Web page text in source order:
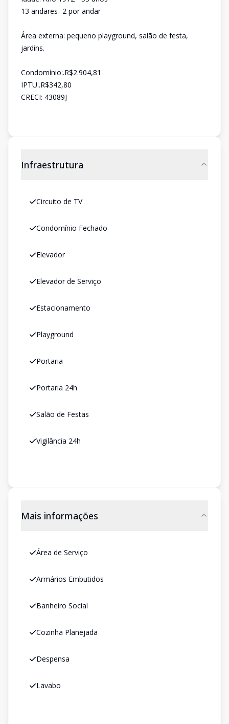
13 andares- 2 por andar
Área externa: pequeno playground, salão de festa,
jardins.
Condomínio:.R$2.904,81
IPTU:.R$342,80
CRECI: 43089J
Infraestrutura
Circuito de TV
Condomínio Fechado
Elevador
Elevador de Serviço
Estacionamento
Playground
Portaria
Portaria 24h
Salão de Festas
Vigilância 24h
Mais informações
Área de Serviço
Armários Embutidos
Banheiro Social
Cozinha Planejada
Despensa
Lavabo